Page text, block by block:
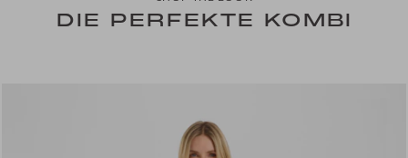
DIE PERFEKTE KOMBI